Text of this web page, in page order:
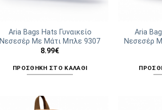
του
προϊόντος
Aria Bags Hats Γυναικείο
Νεσεσέρ Με Μάτι Μπλε 9307
8.99€
ΠΡΟΣΘΉΚΗ ΣΤΟ ΚΑΛΆΘΙ
Aria
Νεσεσέρ